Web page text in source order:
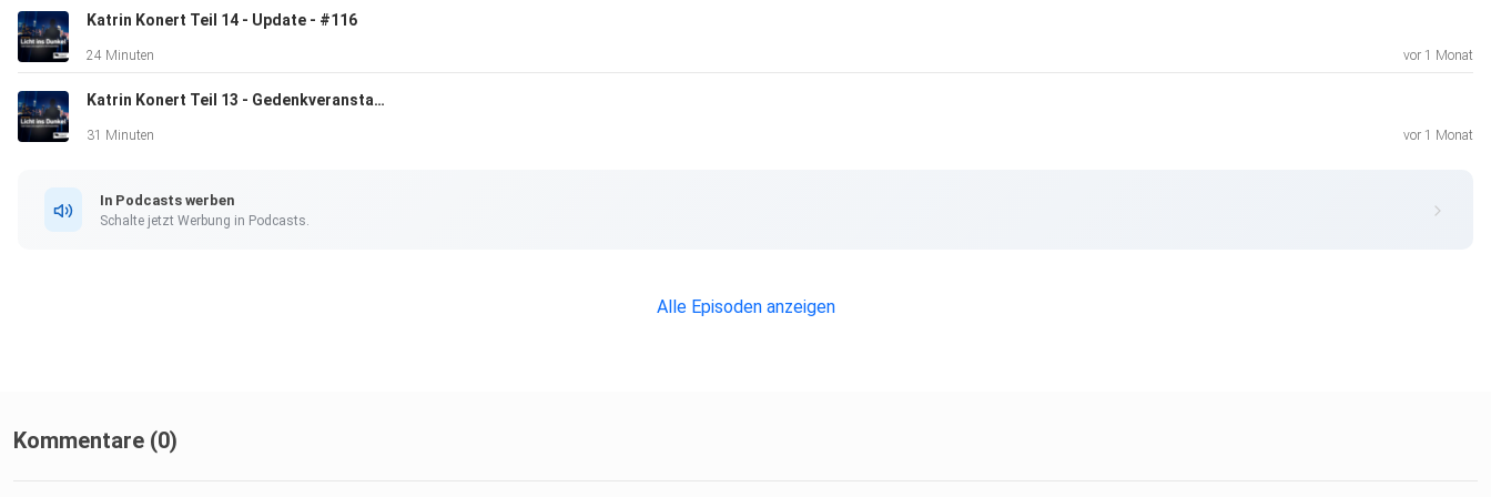
Katrin Konert Teil 14 - Update - #116
24 Minuten vor 1 Monat
Katrin Konert Teil 13 - Gedenkveranstaltung - #115
31 Minuten vor 1 Monat
In Podcasts werben
Schalte jetzt Werbung in Podcasts.
Alle Episoden anzeigen
Kommentare (0)